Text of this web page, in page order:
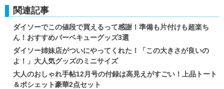
関連記事
ダイソーでこの値段で買えるって感謝！準備も片付けも超楽ち
ん！おすすめバーベキューグッズ3選
ダイソー姉妹店がついにやってくれた！「この大きさが良いの
よ！」大人気グッズのミニサイズ
大人のおしゃれ手帖12月号の付録は高見えがすごい！上品トート
＆ポシェット豪華2点セット